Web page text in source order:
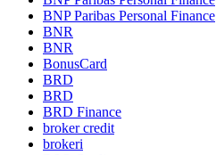
BNP Paribas Personal Finance
BNR
BNR
BonusCard
BRD
BRD
BRD Finance
broker credit
brokeri